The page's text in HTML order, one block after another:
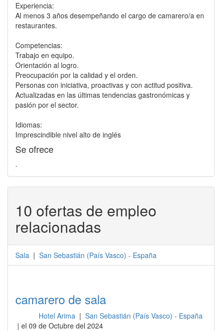
Experiencia:
Al menos 3 años desempeñando el cargo de camarero/a en
restaurantes.
Competencias:
Trabajo en equipo.
Orientación al logro.
Preocupación por la calidad y el orden.
Personas con iniciativa, proactivas y con actitud positiva.
Actualizadas en las últimas tendencias gastronómicas y
pasión por el sector.
Idiomas:
Imprescindible nivel alto de inglés
Se ofrece
.
10 ofertas de empleo
relacionadas
Sala | San Sebastián (País Vasco) - España
camarero de sala
Hotel Arima | San Sebastián (País Vasco) - España
| el 09 de Octubre del 2024